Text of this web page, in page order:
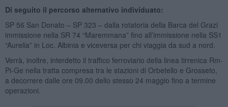
Di seguito il percorso alternativo individuato:
SP 56 San Donato – SP 323 – dalla rotatoria della Barca del Grazi
immissione nella SR 74 “Maremmana” fino all’immissione nella SS1
“Aurelia” in Loc. Albinia e viceversa per chi viaggia da sud a nord.
Verrà, inoltre, interdetto il traffico ferroviario della linea tirrenica Rm-
Pi-Ge nella tratta compresa tra le stazioni di Orbetello e Grosseto,
a decorrere dalle ore 09.00 dello stesso 24 maggio fino a termine
operazioni.